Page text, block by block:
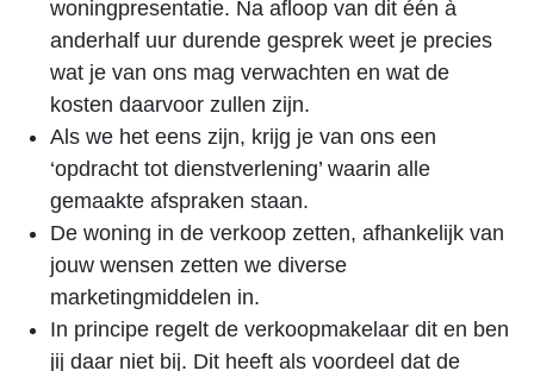
woningpresentatie. Na afloop van dit één à
anderhalf uur durende gesprek weet je precies
wat je van ons mag verwachten en wat de
kosten daarvoor zullen zijn.
Als we het eens zijn, krijg je van ons een
‘opdracht tot dienstverlening’ waarin alle
gemaakte afspraken staan.
De woning in de verkoop zetten, afhankelijk van
jouw wensen zetten we diverse
marketingmiddelen in.
In principe regelt de verkoopmakelaar dit en ben
jij daar niet bij. Dit heeft als voordeel dat de